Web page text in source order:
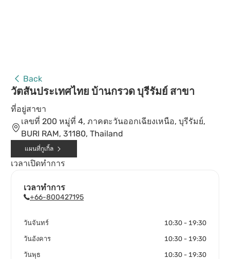
Back
วัตสันประเทศไทย บ้านกรวด บุรีรัมย์ สาขา
ที่อยู่สาขา
เลขที่ 200 หมู่ที่ 4, ภาคตะวันออกเฉียงเหนือ, บุรีรัมย์,
BURI RAM, 31180, Thailand
แผนที่กูเกิ้ล
เวลาเปิดทำการ
เวลาทำการ
+66-800427195
วันจันทร์ 10:30 - 19:30
วันอังคาร 10:30 - 19:30
วันพุธ 10:30 - 19:30